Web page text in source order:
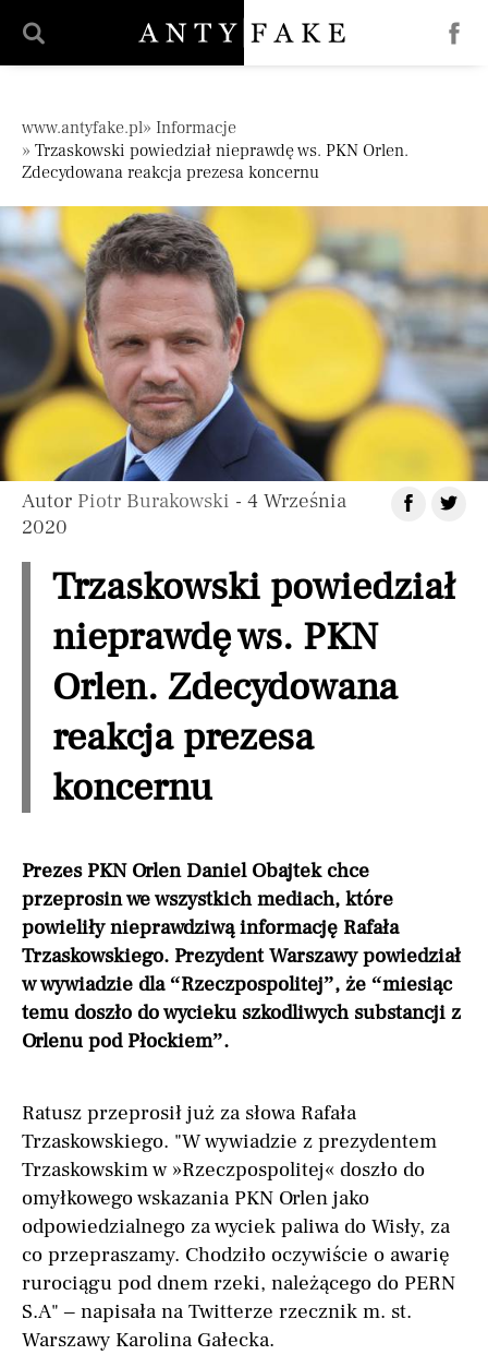
Pomiń nawigację
www.antyfake.pl
Informacje
Trzaskowski powiedział nieprawdę ws. PKN Orlen.
Zdecydowana reakcja prezesa koncernu
Autor Piotr Burakowski - 4 Września
2020
Trzaskowski powiedział
nieprawdę ws. PKN
Orlen. Zdecydowana
reakcja prezesa
koncernu
Prezes PKN Orlen Daniel Obajtek chce
przeprosin we wszystkich mediach, które
powieliły nieprawdziwą informację Rafała
Trzaskowskiego. Prezydent Warszawy powiedział
w wywiadzie dla “Rzeczpospolitej”, że “miesiąc
temu doszło do wycieku szkodliwych substancji z
Orlenu pod Płockiem”.
Ratusz przeprosił już za słowa Rafała
Trzaskowskiego. "W wywiadzie z prezydentem
Trzaskowskim w »Rzeczpospolitej« doszło do
omyłkowego wskazania PKN Orlen jako
odpowiedzialnego za wyciek paliwa do Wisły, za
co przepraszamy. Chodziło oczywiście o awarię
rurociągu pod dnem rzeki, należącego do PERN
S.A" – napisała na Twitterze rzecznik m. st.
Warszawy Karolina Gałecka.